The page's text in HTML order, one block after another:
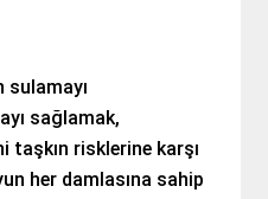
sulamayı
sağlamak,
taşkın risklerine karşı
her damlasına sahip